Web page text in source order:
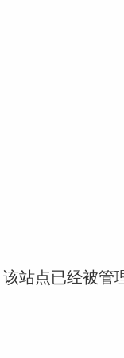
站点已经被管